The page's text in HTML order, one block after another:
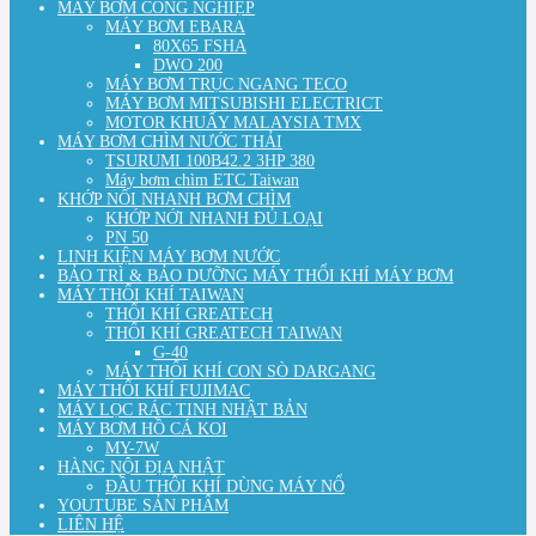
MÁY BƠM CÔNG NGHIỆP
MÁY BƠM EBARA
80X65 FSHA
DWO 200
MÁY BƠM TRỤC NGANG TECO
MÁY BƠM MITSUBISHI ELECTRICT
MOTOR KHUẤY MALAYSIA TMX
MÁY BƠM CHÌM NƯỚC THẢI
TSURUMI 100B42.2 3HP 380
Máy bơm chìm ETC Taiwan
KHỚP NỐI NHANH BƠM CHÌM
KHỚP NỚI NHANH ĐỦ LOẠI
PN 50
LINH KIỆN MÁY BƠM NƯỚC
BẢO TRÌ & BẢO DƯỠNG MÁY THỔI KHÍ MÁY BƠM
MÁY THỔI KHÍ TAIWAN
THỔI KHÍ GREATECH
THỔI KHÍ GREATECH TAIWAN
G-40
MÁY THỔI KHÍ CON SÒ DARGANG
MÁY THỔI KHÍ FUJIMAC
MÁY LỌC RÁC TINH NHẬT BẢN
MÁY BƠM HỒ CÁ KOI
MY-7W
HÀNG NỘI ĐỊA NHẬT
ĐẦU THỔI KHÍ DÙNG MÁY NỔ
YOUTUBE SẢN PHẨM
LIÊN HỆ